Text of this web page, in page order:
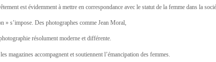
est évidemment à mettre en correspondance avec le statut de la femme dans la
» s’impose. Des photographes comme Jean Moral,
résolument moderne et différente.
magazines accompagnent et soutiennent l’émancipation des femmes.